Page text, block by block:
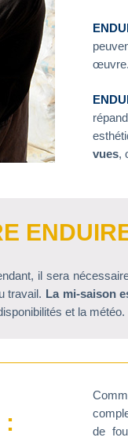
vues,
il sera
travail. La mi-saison
et la météo.
:
de